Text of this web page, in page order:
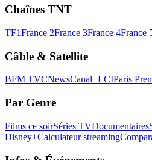
Chaînes TNT
TF1France 2France 3France 4France
Câble & Satellite
BFM TVCNewsCanal+LCIParis
Par Genre
Films ce soirSéries TVDocumentaires
Disney+Calculateur streaming